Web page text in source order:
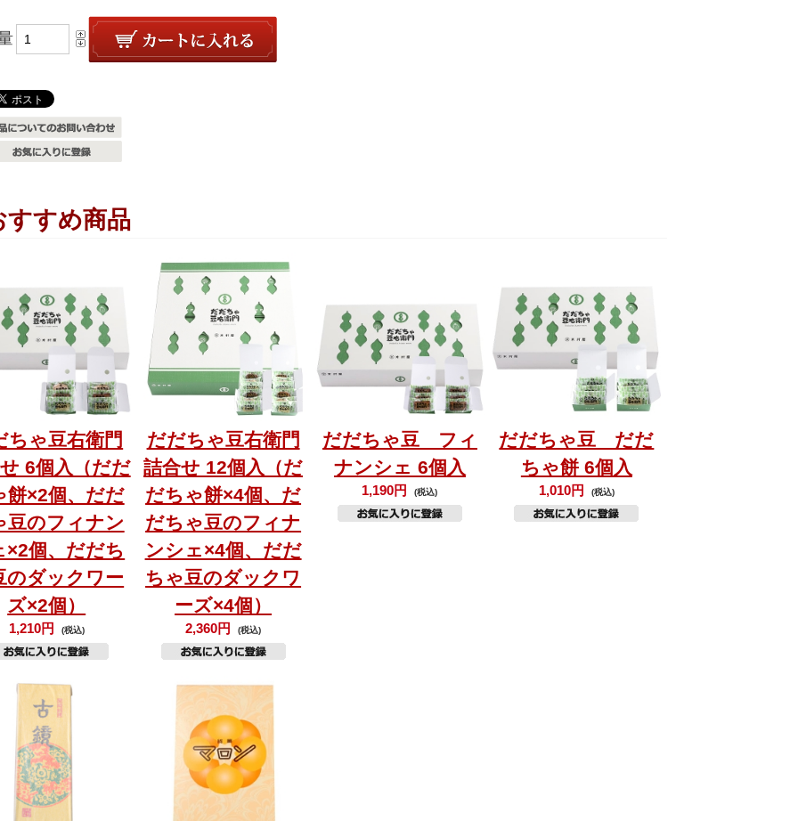
すすめ商品
ちゃ豆右衛門
6個入（だだ
餅×2個、だだ
豆のフィナン
×2個、だだち
のダックワー
ズ×2個）
1,210円 (税込)
だだちゃ豆右衛門
詰合せ 12個入（だ
だちゃ餅×4個、だ
だちゃ豆のフィナ
ンシェ×4個、だだ
ちゃ豆のダックワ
ーズ×4個）
2,360円 (税込)
だだちゃ豆 フィ
ナンシェ 6個入
1,190円 (税込)
だだちゃ豆 だだ
ちゃ餅 6個入
1,010円 (税込)